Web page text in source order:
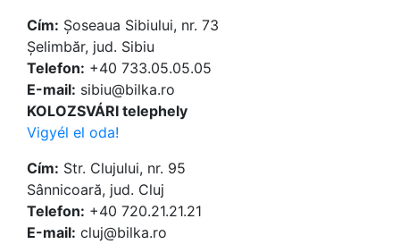
Cím: Șoseaua Sibiului, nr. 73
Șelimbăr, jud. Sibiu
Telefon: +40 733.05.05.05
Е-mail: sibiu@bilka.ro
KOLOZSVÁRI telephely
Vigyél el oda!
Cím: Str. Clujului, nr. 95
Sânnicoară, jud. Cluj
Telefon: +40 720.21.21.21
Е-mail: cluj@bilka.ro